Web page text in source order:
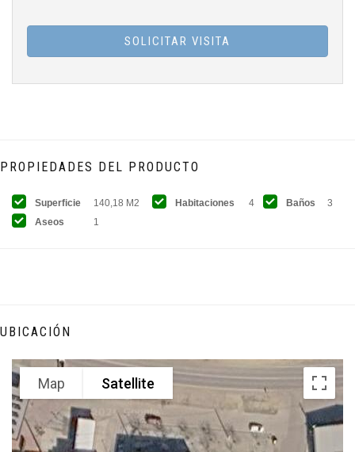
SOLICITAR VISITA
PROPIEDADES DEL PRODUCTO
Superficie 140,18 M2 Habitaciones 4 Baños
3
Aseos
1
UBICACIÓN
Map Satellite